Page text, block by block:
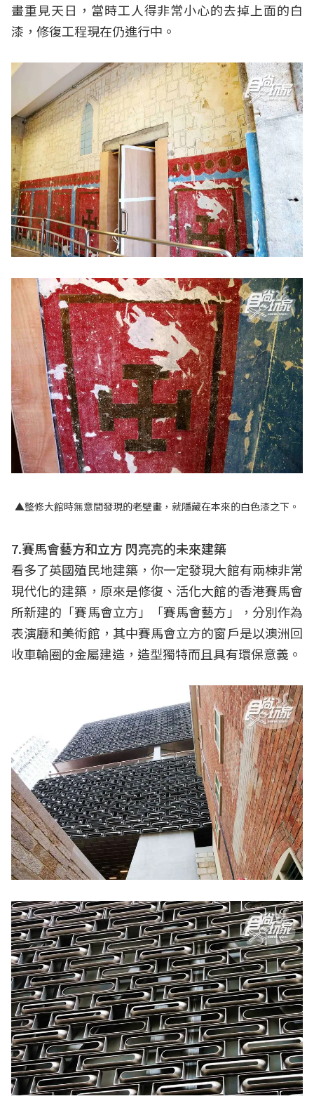
畫重見天日，當時工人得非常小心的去掉上面的白
漆，修復工程現在仍進行中。
▲整修大館時無意間發現的老壁畫，就隱藏在本來的白色漆之下。
7.賽馬會藝方和立方 閃亮亮的未來建築
看多了英國殖民地建築，你一定發現大館有兩棟非常
現代化的建築，原來是修復、活化大館的香港賽馬會
所新建的「賽馬會立方」「賽馬會藝方」，分別作為
表演廳和美術館，其中賽馬會立方的窗戶是以澳洲回
收車輪圈的金屬建造，造型獨特而且具有環保意義。